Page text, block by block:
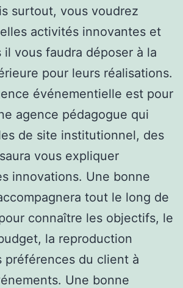
surtout, vous voudrez
activités innovantes et
il vous faudra déposer à la
pour leurs réalisations.
événementielle est pour
agence pédagogue qui
de site institutionnel, des
vous expliquer
innovations. Une bonne
tout le long de
connaître les objectifs, le
la reproduction
préférences du client à
Une bonne